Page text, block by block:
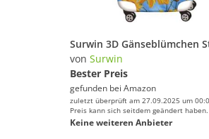
von Surwin
Bester Preis
gefunden bei Amazon
zuletzt überprüft am 27.09.2025 um
Preis kann sich seitdem geändert haben.
Keine weiteren Anbieter